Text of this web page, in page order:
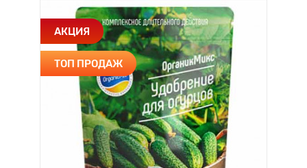
АКЦИЯ
ТОП ПРОДАЖ